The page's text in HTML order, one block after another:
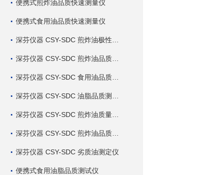
便携式煎炸油品质快速测量仪
便携式食用油品质快速测量仪
深芬仪器 CSY-SDC 劣质油测定仪
便携式食用油脂品质测试仪